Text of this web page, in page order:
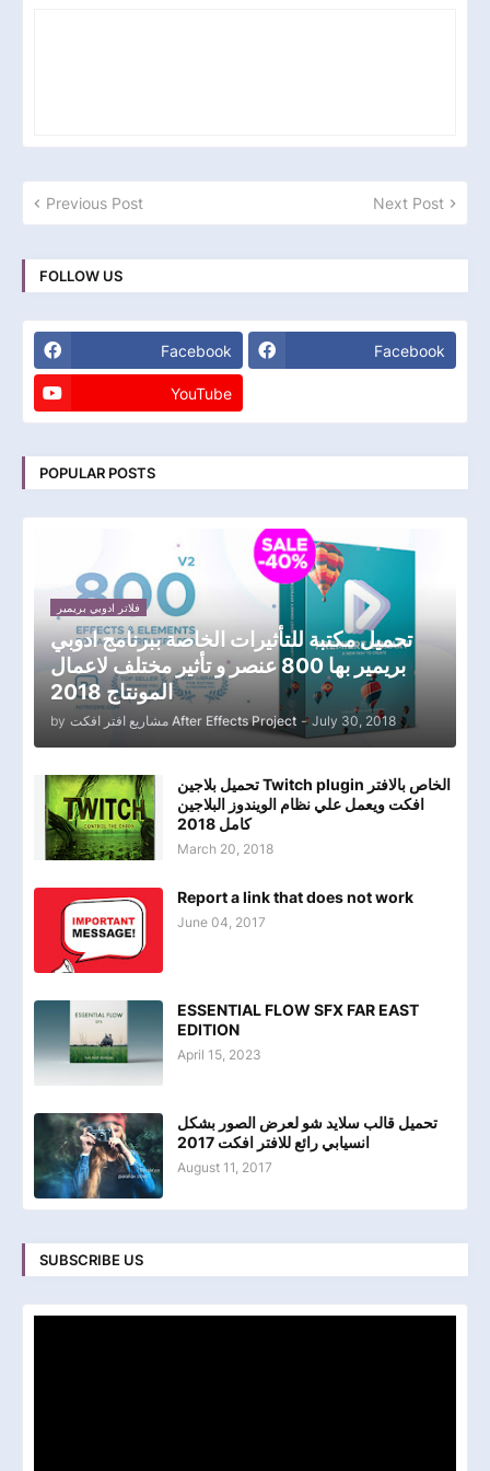
Previous Post Next Post
FOLLOW US
Facebook Facebook
YouTube
POPULAR POSTS
فلاتر ادوبي بريمير
تحميل مكتبة للتأثيرات الخاصة ببرنامج ادوبي
بريمير بها 800 عنصر و تأثير مختلف لاعمال
المونتاج 2018
by مشاريع افتر افكت After Effects Project - July 30, 2018
تحميل بلاجين Twitch plugin الخاص بالافتر
افكت ويعمل علي نظام الويندوز البلاجين
كامل 2018
March 20, 2018
Report a link that does not work
June 04, 2017
ESSENTIAL FLOW SFX FAR EAST
EDITION
April 15, 2023
تحميل قالب سلايد شو لعرض الصور بشكل
انسيابي رائع للافتر افكت 2017
August 11, 2017
SUBSCRIBE US